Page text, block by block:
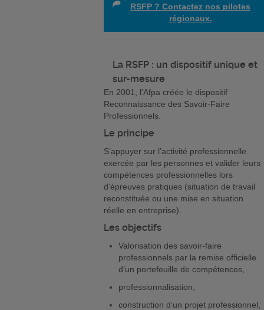
RSFP ? Contactez nos pilotes
régionaux.
La RSFP : un dispositif unique et
sur-mesure
En 2001, l’Afpa créée le dispositif
Reconnaissance des Savoir-Faire
Professionnels.
Le principe
S’appuyer sur l’activité professionnelle
exercée par les personnes et valider leurs
compétences professionnelles lors
d’épreuves pratiques (situation de travail
reconstituée ou une mise en situation
réelle en entreprise).
Les objectifs
Valorisation des savoir-faire
professionnels par la remise officielle
d’un portefeuille de compétences,
professionnalisation,
construction d’un projet professionnel,